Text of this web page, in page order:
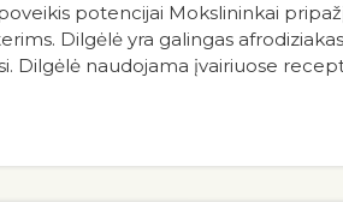
potencijai Mokslininkai
Dilgėlė yra galingas
Dilgėlė naudojama įvairiuose